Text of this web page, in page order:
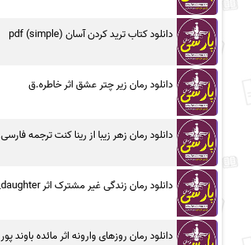
دانلود کتاب ترید کردن آسان (simple) pdf
دانلود رمان زیر چتر عشق اثر خاطره.ق
دانلود رمان زهر زیبا از رینا کنت ترجمه فارسی
دانلود رمان زندگی غیر مشترک اثر sun_daughter
دانلود رمان روزهای وارونه اثر مائده باوند پور